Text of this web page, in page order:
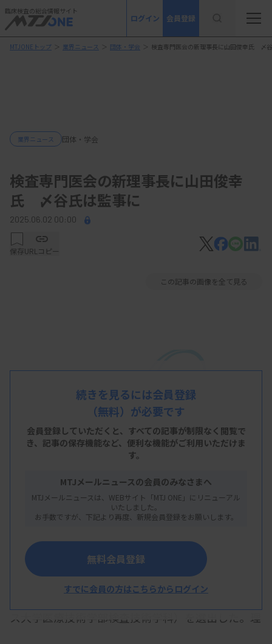
臨床検査の総合情報サイト
ログイン 会員登録
MTJONEトップ ＞ 業界ニュース ＞ 団体・学会 ＞ 検査専門医会の新理事長に山田俊幸氏 〆
業界ニュース 団体・学会
検査専門医会の新理事長に山田俊幸
氏 〆谷氏は監事に
2025.06.02 00:00
保存URLコピー
この記事の画像を全て見る
日本臨床検査専門医会は5月23日の理事会で役員
改選を行い、新たな理事長に山田俊幸氏（群馬パー
ス大学医療技術学部検査技術学科）を選出した。理
続きを見るには会員登録
（無料）が必要です
会員登録していただくと、すべての記事が制限なく閲覧で
き、 記事の保存機能など、便利な機能がご利用いただけま
す。
MTJメールニュースの会員のみなさまへ
MTJメールニュースは、WEBサイト「MTJ ONE」にリニューアル
いたしました。
お手数ですが、下記より再度、新規会員登録をお願いします。
無料会員登録
すでに会員の方はこちらからログイン